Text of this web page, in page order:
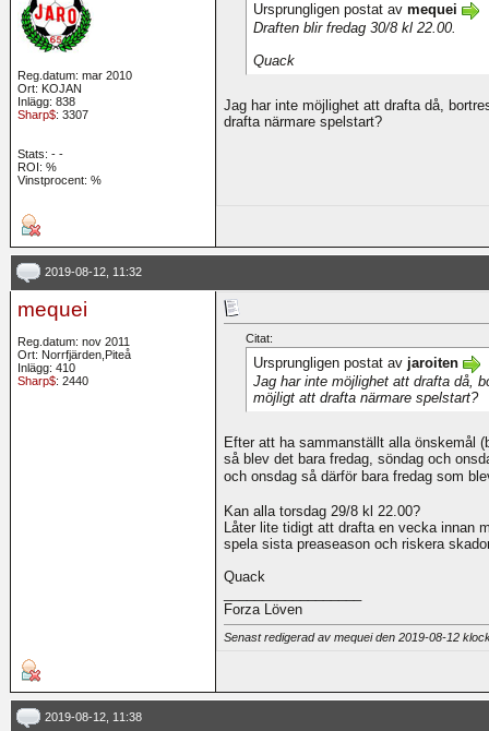
Reg.datum: mar 2010
Ort: KOJAN
Inlägg: 838
Sharp$: 3307
Stats: - -
ROI: %
Vinstprocent: %
Ursprungligen postat av mequei
Draften blir fredag 30/8 kl 22.00.
Quack
Jag har inte möjlighet att drafta då,
drafta närmare spelstart?
2019-08-12, 11:32
mequei
Reg.datum: nov 2011
Ort: Norrfjärden,Piteå
Inlägg: 410
Sharp$: 2440
Citat:
Ursprungligen postat av jaroiten
Jag har inte möjlighet att drafta då,
möjligt att drafta närmare spelstart?
Efter att ha sammanställt alla önskemål
så blev det bara fredag, söndag och
och onsdag så därför bara fredag som
Kan alla torsdag 29/8 kl 22.00?
Låter lite tidigt att drafta en vecka innan
spela sista preaseason och riskera
Quack
Forza Löven
Senast redigerad av mequei den 2019-08-12
2019-08-12, 11:38